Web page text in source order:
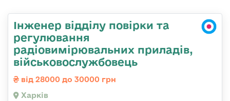
Інженер відділу повірки та
регулювання
радіовимірювальних приладів,
військовослужбовець
від 28000 до 30000 грн
Харків